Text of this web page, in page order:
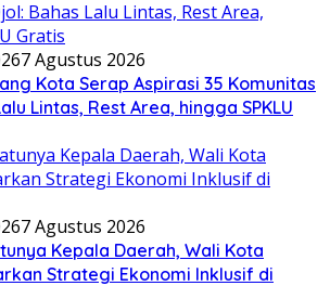
7 Agustus 2026
Kota Serap Aspirasi 35 Komunitas
Lintas, Rest Area, hingga SPKLU
7 Agustus 2026
Kepala Daerah, Wali Kota
Strategi Ekonomi Inklusif di